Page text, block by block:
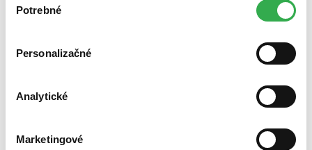
nám pomohlo, keby sme mohli používať všetky tieto
súhlasu
Potrebné
Personalizačné
Analytické
Marketingové
Novinky
Najvyššia zľava
Zrušiť filtre